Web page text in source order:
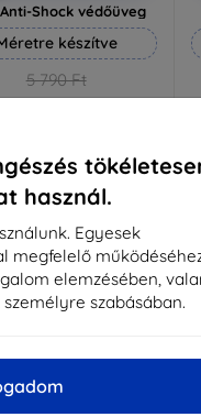
használ.
Egyesek
megfelelő
elemzésében,
szabásában.
Shock védőüveg
készítve
5 790 Ft
5 211 Ft